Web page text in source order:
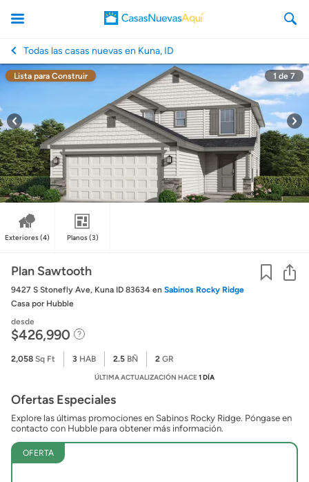
CasasNuevasAqui
Todas las casas nuevas en Kuna, ID
Lista para Construir 1 de 7
Exteriores(4) Planos(3)
Plan Sawtooth
9427 S Stonefly Ave, Kuna ID 83634 en Sabinos Rocky Ridge
Casa por Hubble
desde
$426,990
2,058 Sq Ft 3 HAB 2.5 BÑ 2 GR
ÚLTIMA ACTUALIZACIÓN HACE1 DÍA
Ofertas Especiales
Explore las últimas promociones en Sabinos Rocky Ridge. Póngase en
contacto con Hubble para obtener más información.
OFERTA